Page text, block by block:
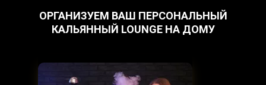
ОРГАНИЗУЕМ ВАШ ПЕРСОНАЛЬНЫЙ
КАЛЬЯННЫЙ LOUNGE НА ДОМУ